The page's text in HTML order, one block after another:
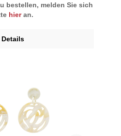
bestellen, melden Sie sich
hieran.
Details